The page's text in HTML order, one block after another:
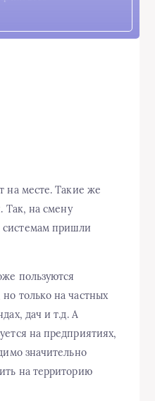
на месте. Такие же
Так, на смену
пришли
пользуются
только на частных
дач и т.д. А
на предприятиях,
значительно
на территорию